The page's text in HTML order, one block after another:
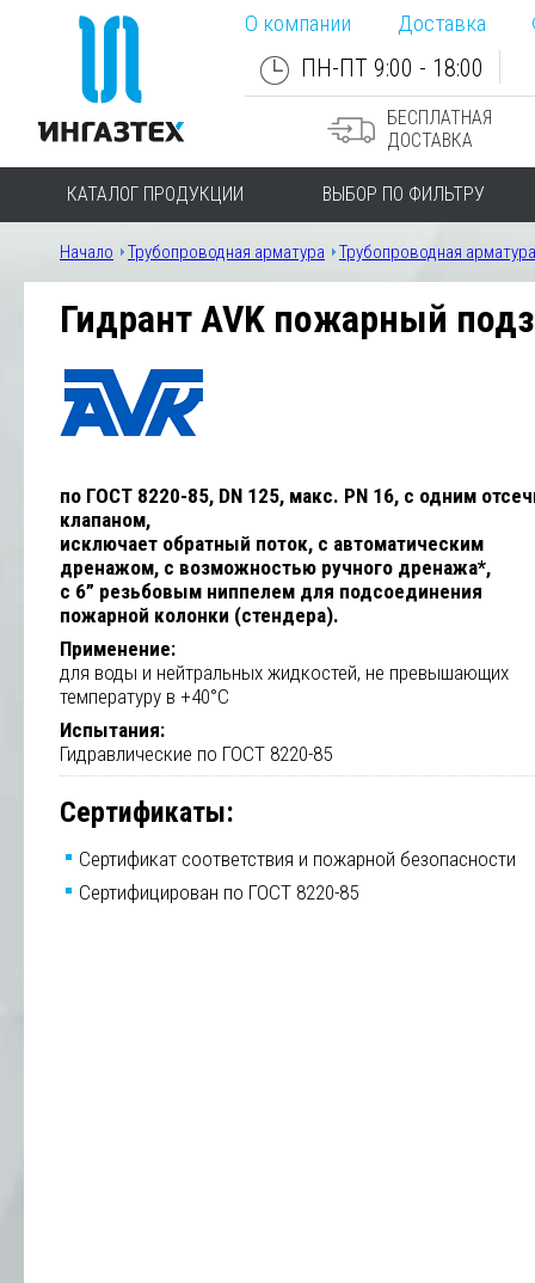
О компании Доставка
ПН-ПТ 9:00 - 18:00
БЕСПЛАТНАЯ
ДОСТАВКА
КАТАЛОГ ПРОДУКЦИИ ВЫБОР ПО ФИЛЬТРУ
Начало Трубопроводная арматура Трубопроводная
Гидрант AVK пожарный
по ГОСТ 8220-85, DN 125, макс. PN 16, с одним
клапаном,
исключает обратный поток, с автоматическим
дренажoм, с возможностью ручного дренажа*,
с 6” резьбовым ниппелем для подсоединения
пожарной колонки (стендера).
Применение:
для воды и нейтральных жидкостей, не превышающих
температуру в +40°C
Испытания:
Гидравлические по ГОСТ 8220-85
Сертификаты:
Сертификат соответствия и пожарной безопасности
Сертифицирован по ГОСТ 8220-85